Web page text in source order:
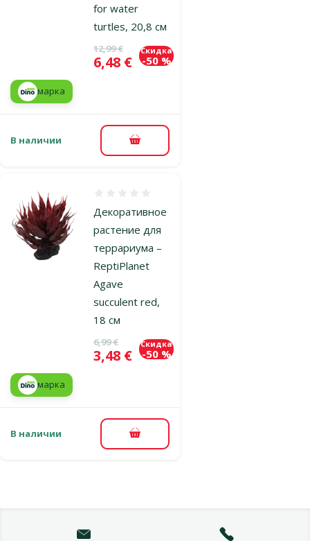
for water
turtles, 20,8 см
Исходная цена
12,99 €
Цена
6,48 €
Скидка
-50 %
марка
В наличии В корзину
Декоративное
растение для
террариума –
ReptiPlanet
Agave
succulent red,
18 см
Исходная цена
6,99 €
Цена
3,48 €
Скидка
-50 %
марка
В наличии В корзину